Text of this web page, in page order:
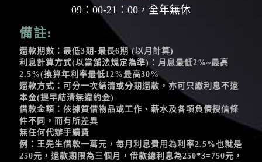
09：00-21：00，全年無休
備註:
還款期數：最低3期-最長6期 (以月計算)
利息計算方式(以當舖法規定為準)：月息最低2%~最高
2.5%(換算年利率最低12%最高30%
還款方式：可分一次結清或分期還款，亦可只繳利息不還
本金(提早結清無違約金)
借款金額：依據質借物品或工作、薪水及各項負債授信條
件不同，而有所差異
無任何代辦手續費
例：王先生借款一萬元，每月利息費用為利率2.5%也就是
250元，還款期限為三個月，借款總利息為250*3=750元，